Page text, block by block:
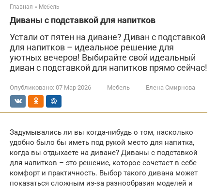
Главная » Мебель
Диваны с подставкой для напитков
Устали от пятен на диване? Диван с подставкой
для напитков – идеальное решение для
уютных вечеров! Выбирайте свой идеальный
диван с подставкой для напитков прямо сейчас!
Опубликовано: 07 Мар 2026 Мебель Елена Смирнова
Задумывались ли вы когда-нибудь о том, насколько
удобно было бы иметь под рукой место для напитка,
когда вы отдыхаете на диване? Диваны с подставкой
для напитков – это решение, которое сочетает в себе
комфорт и практичность. Выбор такого дивана может
показаться сложным из-за разнообразия моделей и